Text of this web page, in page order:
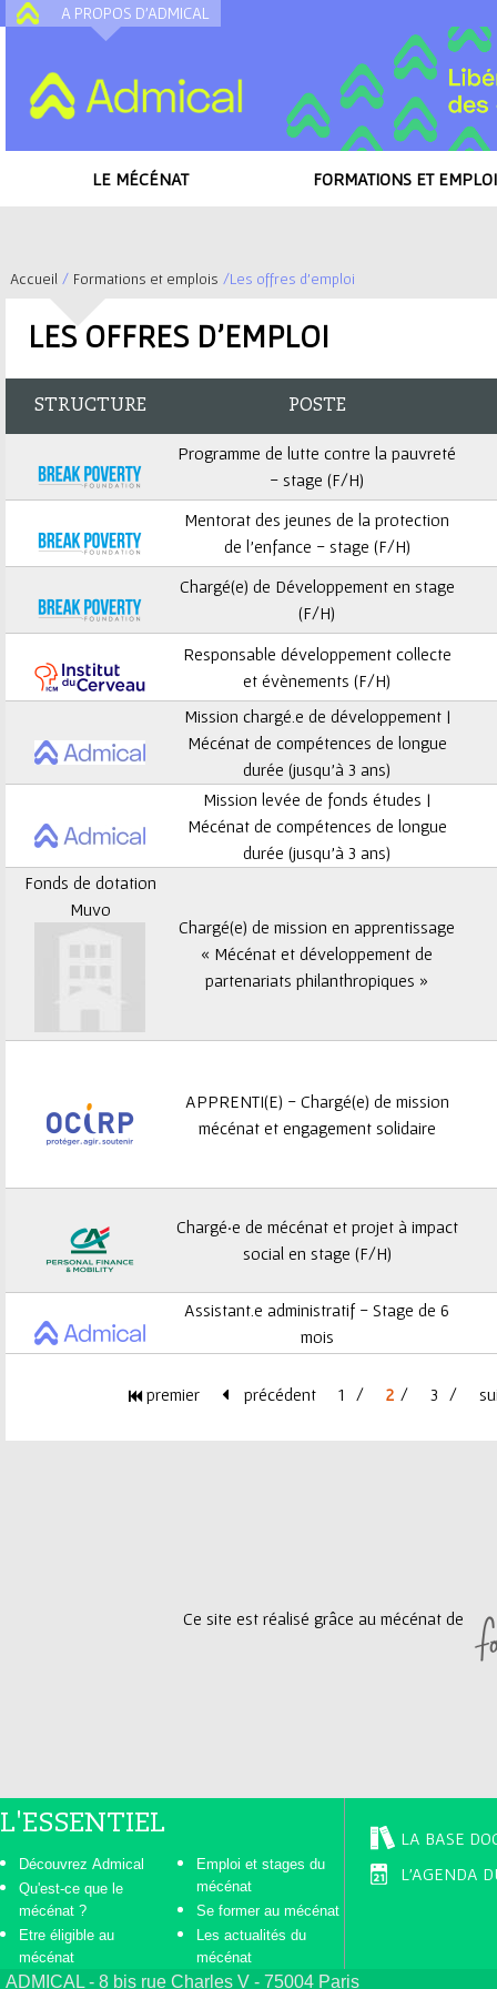
A PROPOS D'ADMICAL
LE MÉCÉNAT FORMATIONS ET
ê
s
i
Accueil / Formations et emplois /Les offres d'emploi
LES OFFRES D'EMPLOI
STRUCTURE POSTE
Programme de lutte contre la pauvreté
- stage (F/H)
Mentorat des jeunes de la protection
de l’enfance - stage (F/H)
Chargé(e) de Développement en stage
(F/H)
Responsable développement collecte
et évènements (F/H)
Mission chargé.e de développement |
Mécénat de compétences de longue
durée (jusqu’à 3 ans)
Mission levée de fonds études |
Mécénat de compétences de longue
durée (jusqu’à 3 ans)
Fonds de dotation
Muvo
Chargé(e) de mission en apprentissage
« Mécénat et développement de
partenariats philanthropiques »
APPRENTI(E) - Chargé(e) de mission
mécénat et engagement solidaire
Chargé·e de mécénat et projet à impact
social en stage (F/H)
Assistant.e administratif - Stage de 6
mois
premier précédent 1 2 3
Ce site est réalisé grâce au mécénat de
L'ESSENTIEL
Découvrez Admical
Qu'est-ce que le
mécénat ?
Etre éligible au
mécénat
Emploi et stages du
mécénat
Se former au mécénat
Les actualités du
mécénat
LA BASE
L'AGENDA
ADMICAL - 8 bis rue Charles V - 75004 Paris